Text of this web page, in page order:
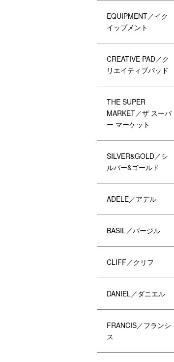
EQUIPMENT／イク
イップメント
CREATIVE PAD／ク
リエイティブパッド
THE SUPER
MARKET／ザ スーパ
ー マーケット
SILVER&GOLD／シ
ルバー&ゴールド
ADELE／アデル
BASIL／バージル
CLIFF／クリフ
DANIEL／ダニエル
FRANCIS／フランシ
ス